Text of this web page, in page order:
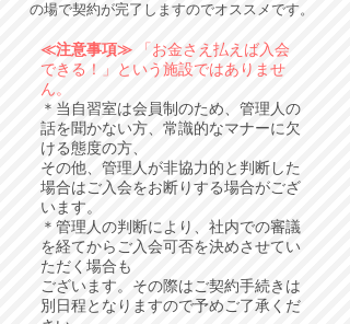
の場で契約が完了しますのでオススメです。
≪注意事項≫ 「お金さえ払えば入会
できる！」という施設ではありませ
ん。
＊当自習室は会員制のため、管理人の
話を聞かない方、常識的なマナーに欠
ける態度の方、
その他、管理人が非協力的と判断した
場合はご入会をお断りする場合がござ
います。
​＊ 管理人の判断により、社内での審議
を経てからご入会可否を決めさせてい
ただく場合も
ございます。その際はご契約手続きは
別日程となりますので予めご了承くだ